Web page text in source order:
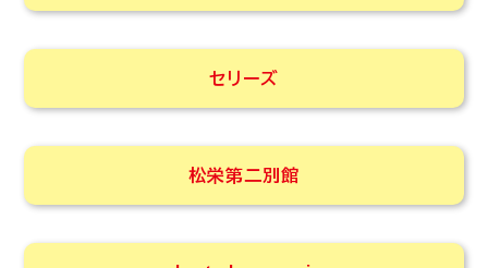
セリーズ
松栄第二別館